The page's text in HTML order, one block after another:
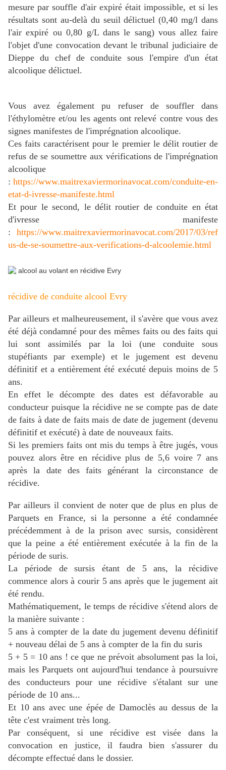
mesure par souffle d'air expiré était impossible, et si les
résultats sont au-delà du seuil délictuel (0,40 mg/l dans
l'air expiré ou 0,80 g/L dans le sang) vous allez faire
l'objet d'une convocation devant le tribunal judiciaire de
Dieppe du chef de conduite sous l'empire d'un état
alcoolique délictuel.
Vous avez également pu refuser de souffler dans
l'éthylomètre et/ou les agents ont relevé contre vous des
signes manifestes de l'imprégnation alcoolique.
Ces faits caractérisent pour le premier le délit routier de
refus de se soumettre aux vérifications de l'imprégnation
alcoolique
: https://www.maitrexaviermorinavocat.com/conduite-en-
etat-d-ivresse-manifeste.html
Et pour le second, le délit routier de conduite en état
d'ivresse manifeste
: https://www.maitrexaviermorinavocat.com/2017/03/ref
us-de-se-soumettre-aux-verifications-d-alcoolemie.html
récidive de conduite alcool Evry
Par ailleurs et malheureusement, il s'avère que vous avez
été déjà condamné pour des mêmes faits ou des faits qui
lui sont assimilés par la loi (une conduite sous
stupéfiants par exemple) et le jugement est devenu
définitif et a entièrement été exécuté depuis moins de 5
ans.
En effet le décompte des dates est défavorable au
conducteur puisque la récidive ne se compte pas de date
de faits à date de faits mais de date de jugement (devenu
définitif et exécuté) à date de nouveaux faits.
Si les premiers faits ont mis du temps à être jugés, vous
pouvez alors être en récidive plus de 5,6 voire 7 ans
après la date des faits générant la circonstance de
récidive.
Par ailleurs il convient de noter que de plus en plus de
Parquets en France, si la personne a été condamnée
précédemment à de la prison avec sursis, considèrent
que la peine a été entièrement exécutée à la fin de la
période de suris.
La période de sursis étant de 5 ans, la récidive
commence alors à courir 5 ans après que le jugement ait
été rendu.
Mathématiquement, le temps de récidive s'étend alors de
la manière suivante :
5 ans à compter de la date du jugement devenu définitif
+ nouveau délai de 5 ans à compter de la fin du suris
5 + 5 = 10 ans ! ce que ne prévoit absolument pas la loi,
mais les Parquets ont aujourd'hui tendance à poursuivre
des conducteurs pour une récidive s'étalant sur une
période de 10 ans...
Et 10 ans avec une épée de Damoclès au dessus de la
tête c'est vraiment très long.
Par conséquent, si une récidive est visée dans la
convocation en justice, il faudra bien s'assurer du
décompte effectué dans le dossier.